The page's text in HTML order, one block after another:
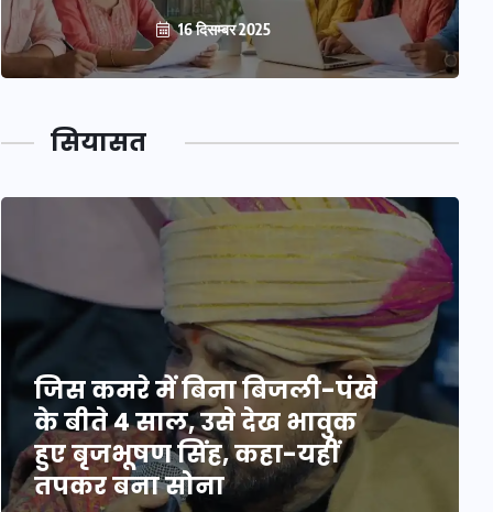
16 दिसम्बर 2025
सियासत
जिस कमरे में बिना बिजली-पंखे
के बीते 4 साल, उसे देख भावुक
हुए बृजभूषण सिंह, कहा-यहीं
तपकर बना सोना